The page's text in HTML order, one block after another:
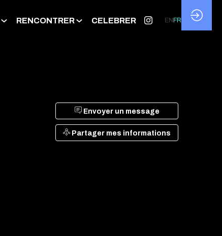
RENCONTRER CELEBRER EN FR
Envoyer un message
Partager mes informations